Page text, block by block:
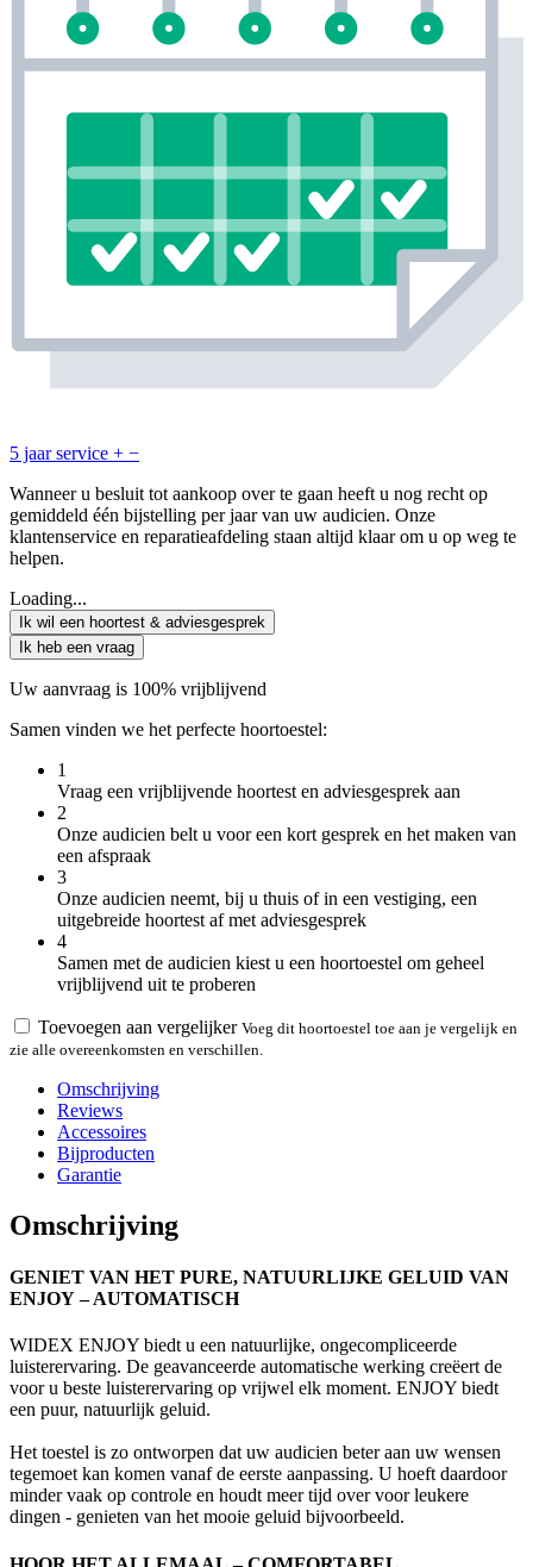
5 jaar service + −
Wanneer u besluit tot aankoop over te gaan heeft u nog recht op
gemiddeld één bijstelling per jaar van uw audicien. Onze
klantenservice en reparatieafdeling staan altijd klaar om u op weg te
helpen.
Loading...
Ik wil een hoortest & adviesgesprek
Ik heb een vraag
Uw aanvraag is 100% vrijblijvend
Samen vinden we het perfecte hoortoestel:
1
Vraag een vrijblijvende hoortest en adviesgesprek aan
2
Onze audicien belt u voor een kort gesprek en het maken van
een afspraak
3
Onze audicien neemt, bij u thuis of in een vestiging, een
uitgebreide hoortest af met adviesgesprek
4
Samen met de audicien kiest u een hoortoestel om geheel
vrijblijvend uit te proberen
Toevoegen aan vergelijker Voeg dit hoortoestel toe aan je vergelijk en
zie alle overeenkomsten en verschillen.
Omschrijving
Reviews
Accessoires
Bijproducten
Garantie
Omschrijving
GENIET VAN HET PURE, NATUURLIJKE GELUID VAN
ENJOY– AUTOMATISCH
WIDEX ENJOY biedt u een natuurlijke, ongecompliceerde
luisterervaring. De geavanceerde automatische werking creëert de
voor u beste luisterervaring op vrijwel elk moment. ENJOY biedt
een puur, natuurlijk geluid.
Het toestel is zo ontworpen dat uw audicien beter aan uw wensen
tegemoet kan komen vanaf de eerste aanpassing. U hoeft daardoor
minder vaak op controle en houdt meer tijd over voor leukere
dingen - genieten van het mooie geluid bijvoorbeeld.